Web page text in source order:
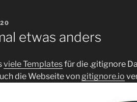
etwas anders
viele Templatesfür die .gitignore
die Webseite von gitignore.io